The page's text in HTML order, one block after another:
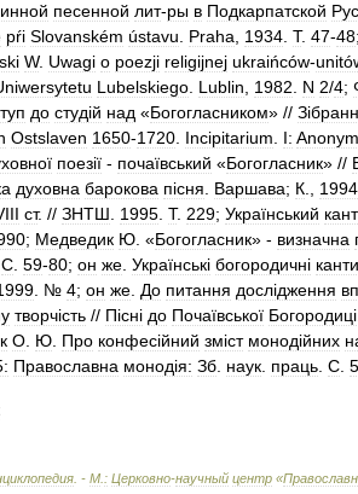
песенной лит-ры в Подкарпатской
pŕi Slovanském ústavu Praha 1934 Т. 47-48;
W. Uwagi o poezji religijnej ukraińców-
Lubelskiego Lublin 1982 N 2/4;
до студiй над «Богогласником» //
Ostslaven 1650-1720 Incipitarium I:
поезiï - почаïвський «Богогласник» //
духовна барокова пiсня Варшава; К 1994
ст. // ЗНТШ 1995 Т. 229; Украïнський кант
; Медведик Ю . «Богогласник» - визначна
С 59-80; он же Украïнськi богородичнi канти
. № 4; он же До питання дослiдження
творчiсть // Пiснi до Почаïвськоï Богородицi
О Ю Про конфесiйний змiст монодiйних
Православна монодiя: Зб наук праць С
. - М : Церковно-научный центр «